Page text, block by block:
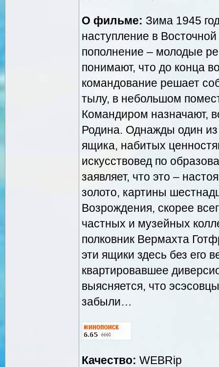
О фильме: Зима 1945
наступление в
пополнение – молодые
понимают, что до конца
командование решает
тылу, в небольшом
Командиром назначают,
Родина. Однажды один из
ящика, набитых
искусствовед по
заявляет, что это –
золото, картины
Возрождения, скорее
частных и музейных
полковник Вермахта
эти ящики здесь без его
квартировавшее
выясняется, что
забыли…
Качество: WEBRip